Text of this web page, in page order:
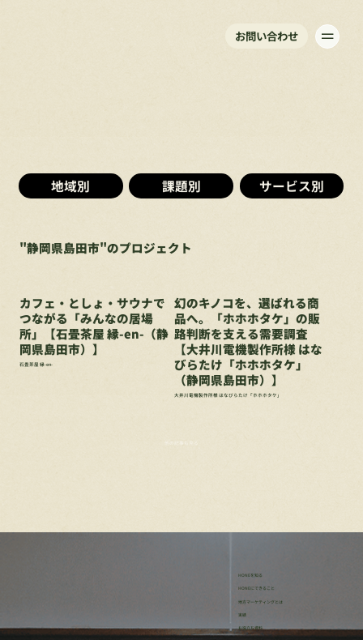
お問い合わせ
地域別 課題別 サービス別
"静岡県島田市"のプロジェクト
カフェ・としょ・サウナで
つながる「みんなの居場
所」【石畳茶屋 縁-en-（静
岡県島田市）】
石畳茶屋 縁-en-
幻のキノコを、選ばれる商
品へ。「ホホホタケ」の販
路判断を支える需要調査
【大井川電機製作所様 はな
びらたけ「ホホホタケ」
（静岡県島田市）】
大井川電機製作所様 はなびらたけ「ホホホタケ」
HONEを知る
HONEにできること
地方マーケティングとは
実績
お役立ち資料